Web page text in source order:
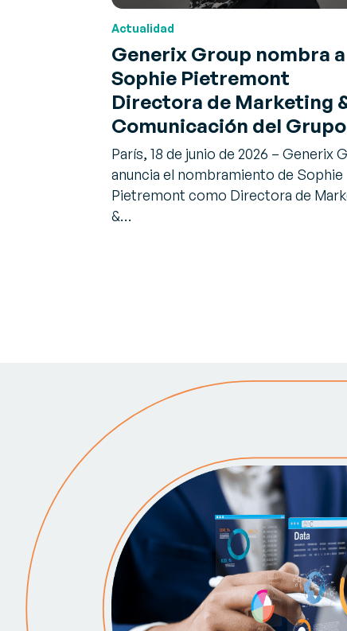
Actualidad
Generix Group nombra a
Sophie Pietremont
Directora de Marketing
Comunicación del Grupo
París, 18 de junio de 2026 – Generix
anuncia el nombramiento de Sophie
Pietremont como Directora de
&…